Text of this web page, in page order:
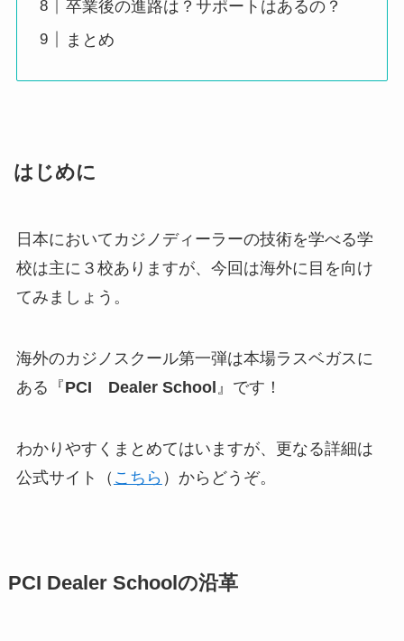
卒業後の進路は？サポートはあるの？
まとめ
はじめに
日本においてカジノディーラーの技術を学べる学
校は主に３校ありますが、今回は海外に目を向け
てみましょう。
海外のカジノスクール第一弾は本場ラスベガスに
ある『PCI Dealer School 』です！
わかりやすくまとめてはいますが、更なる詳細は
公式サイト（ こちら ）からどうぞ。
PCI Dealer Schoolの沿革